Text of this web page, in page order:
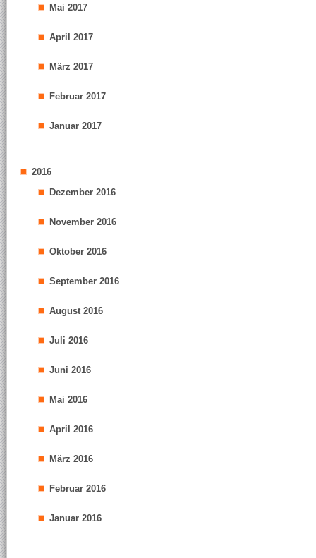
Mai 2017
April 2017
März 2017
Februar 2017
Januar 2017
2016
Dezember 2016
November 2016
Oktober 2016
September 2016
August 2016
Juli 2016
Juni 2016
Mai 2016
April 2016
März 2016
Februar 2016
Januar 2016